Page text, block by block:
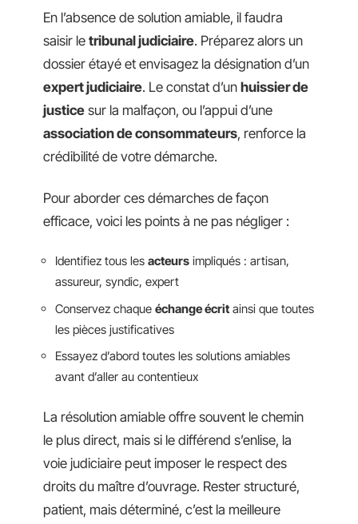
En l’absence de solution amiable, il faudra
saisir le tribunal judiciaire. Préparez alors un
dossier étayé et envisagez la désignation d’un
expert judiciaire. Le constat d’un huissier de
justice sur la malfaçon, ou l’appui d’une
association de consommateurs, renforce la
crédibilité de votre démarche.
Pour aborder ces démarches de façon
efficace, voici les points à ne pas négliger :
Identifiez tous les acteurs impliqués : artisan,
assureur, syndic, expert
Conservez chaque échange écrit ainsi que toutes
les pièces justificatives
Essayez d’abord toutes les solutions amiables
avant d’aller au contentieux
La résolution amiable offre souvent le chemin
le plus direct, mais si le différend s’enlise, la
voie judiciaire peut imposer le respect des
droits du maître d’ouvrage. Rester structuré,
patient, mais déterminé, c’est la meilleure